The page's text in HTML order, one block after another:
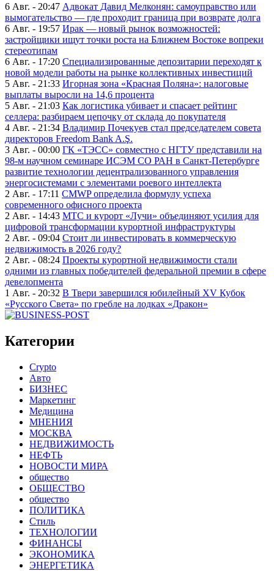
6 Авг. - 20:47 Адвокат Давид Мелконян: самоуправство или
вымогательство — где проходит граница при возврате долга
6 Авг. - 19:57 Ирак — новый рынок возможностей:
застройщики ищут точки роста на Ближнем Востоке вопреки
стереотипам
6 Авг. - 17:20 Специализированные депозитарии переходят к
новой модели работы на рынке коллективных инвестиций
5 Авг. - 21:33 Игорная зона «Красная Поляна»: налоговые
выплаты выросли на 14,6 процента
5 Авг. - 21:03 Как логистика убивает и спасает рейтинг
селлера: разбираем цепочку от склада до покупателя
4 Авг. - 21:34 Владимир Почекуев стал председателем совета
директоров Freedom Bank A.Ş.
3 Авг. - 00:00 ГК «ТЭСС» совместно с НГТУ представили на
98-м научном семинаре ИСЭМ СО РАН в Санкт-Петербурге
развитие технологии децентрализованного управления
энергосистемами с элементами роевого интеллекта
2 Авг. - 17:11 CMWP определила формулу успеха
современного офисного проекта
2 Авг. - 14:43 МТС и курорт «Лучи» объединяют усилия для
цифровой трансформации курортной инфраструктуры
2 Авг. - 09:04 Стоит ли инвестировать в коммерческую
недвижимость в 2026 году?
2 Авг. - 08:24 Проекты курортной недвижимости стали
одними из главных победителей федеральной премии в сфере
девелопмента
1 Авг. - 20:32 В Твери завершился юбилейный XV Кубок
«Русского Света» по гребле на лодках «Дракон»
Категории
Crypto
Авто
БИЗНЕС
Маркетинг
Медицина
МНЕНИЯ
МОСКВА
НЕДВИЖИМОСТЬ
НЕФТЬ
НОВОСТИ МИРА
общество
ОБЩЕСТВО
общество
ПОЛИТИКА
Стиль
ТЕХНОЛОГИИ
ФИНАНСЫ
ЭКОНОМИКА
ЭНЕРГЕТИКА